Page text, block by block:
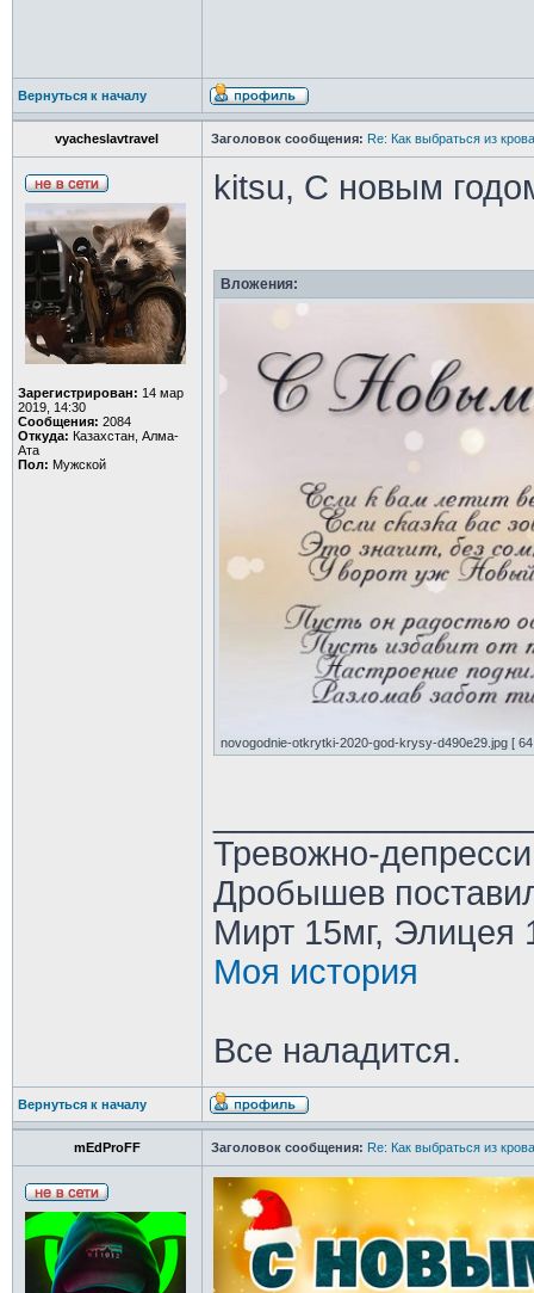
Вернуться к началу
vyacheslavtravel Заголовок сообщения: Re: Как выбраться из
Зарегистрирован: 14 мар
2019, 14:30
Сообщения: 2084
Откуда: Казахстан, Алма-
Ата
Пол: Мужской
kitsu, С новым
Вложения:
novogodnie-otkrytki-2020-god-krysy-d490e29.jpg [
Тревожно-
Дробышев
Мирт 15мг, Элицея
Моя история
Все наладится.
Вернуться к началу
mEdProFF Заголовок сообщения: Re: Как выбраться из